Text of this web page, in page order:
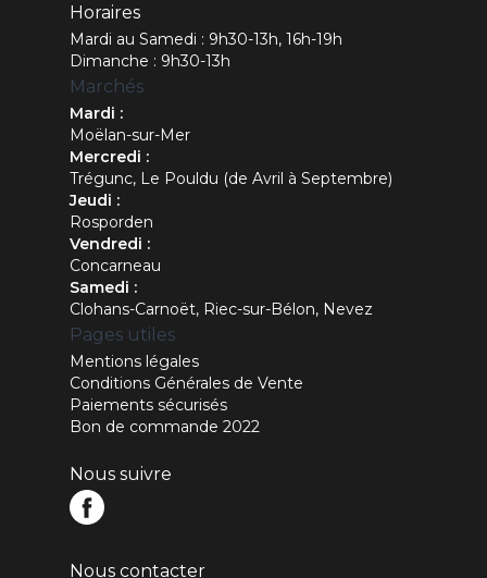
Horaires
Mardi au Samedi : 9h30-13h, 16h-19h
Dimanche : 9h30-13h
Marchés
Mardi :
Moëlan-sur-Mer
Mercredi :
Trégunc, Le Pouldu (de Avril à Septembre)
Jeudi :
Rosporden
Vendredi :
Concarneau
Samedi :
Clohans-Carnoët, Riec-sur-Bélon, Nevez
Pages utiles
Mentions légales
Conditions Générales de Vente
Paiements sécurisés
Bon de commande 2022
Nous suivre
Nous contacter